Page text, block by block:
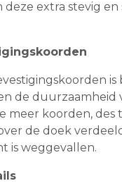
deze extra stevig
is
de duurzaamheid
meer koorden,
de doek
is weggevallen.